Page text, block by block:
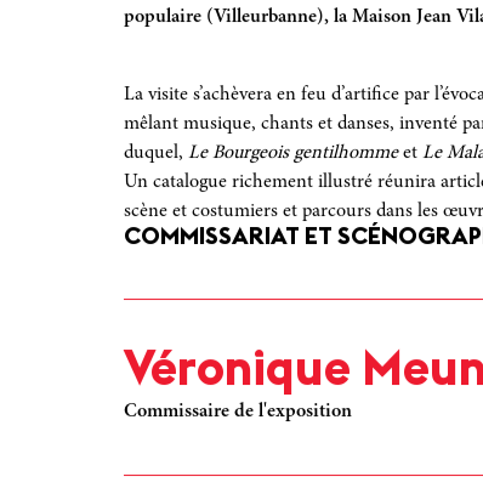
misanthrope, Harpagon l’avare et Tartuffe
thématiques qui jalonnent l’œuvre de
et de la religion, raillerie du bourgeois
inﬁdélité,…
Sélectionnés parce qu’ils sont à la fois
imaginaire de Jean-Marie Villégier – ou
que ce soit celle de la reconstitution
transposition historique ou simplement le
C’est ainsi que le public pourra découvrir
populaire (Villeurbanne), la Maison Jean
La visite s’achèvera en feu d’artiﬁce par
mêlant musique, chants et danses, inventé
duquel, Le Bourgeois gentilhommeet Le
Un catalogue richement illustré réunira
scène et costumiers et parcours dans les
COMMISSARIAT ET
Véronique
Commissaire de l'exposition